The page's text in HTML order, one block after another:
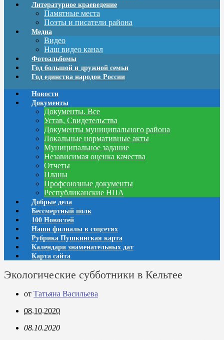
Литературное краеведение
Памятные места
Поэты и писатели района
Медиа
Видео
Наш видео канал
Фотоальбомы
Год большой и дружной семьи
Год единства народов России
Новости
Документы
Документы. Все
Устав, Свидетельства
Документы муниципального района
Локальные нормативные акты
Муниципальное задание
Независимая оценка качества
Отчеты
Планы
Профсоюзные документы
Республиканские НПА
Добрые дела
Бессмертный полк
100 Новостей
Наши филиалы в соцсетях
Рубрика Пушкинская карта
Календари знаменательных дат
Карта сайта
Экологические субботники в Кельтее
от Татьяна Васильева
08.10.2020
08.10.2020